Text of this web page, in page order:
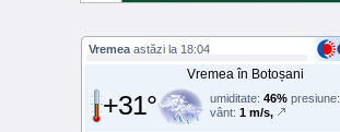
Vremea astăzi la 18:04
Vremea în Botoșani
+31° umiditate: 46% presiune:
vânt: 1 m/s,